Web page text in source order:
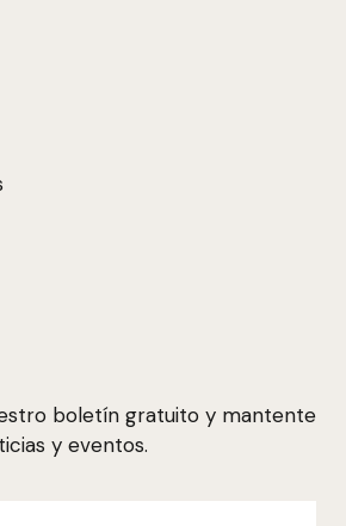
boletín gratuito y mantente
y eventos.